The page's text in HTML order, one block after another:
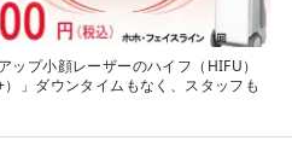
プ小顔レーザーのハイフ（HIFU）
）」ダウンタイムもなく、スタッフも